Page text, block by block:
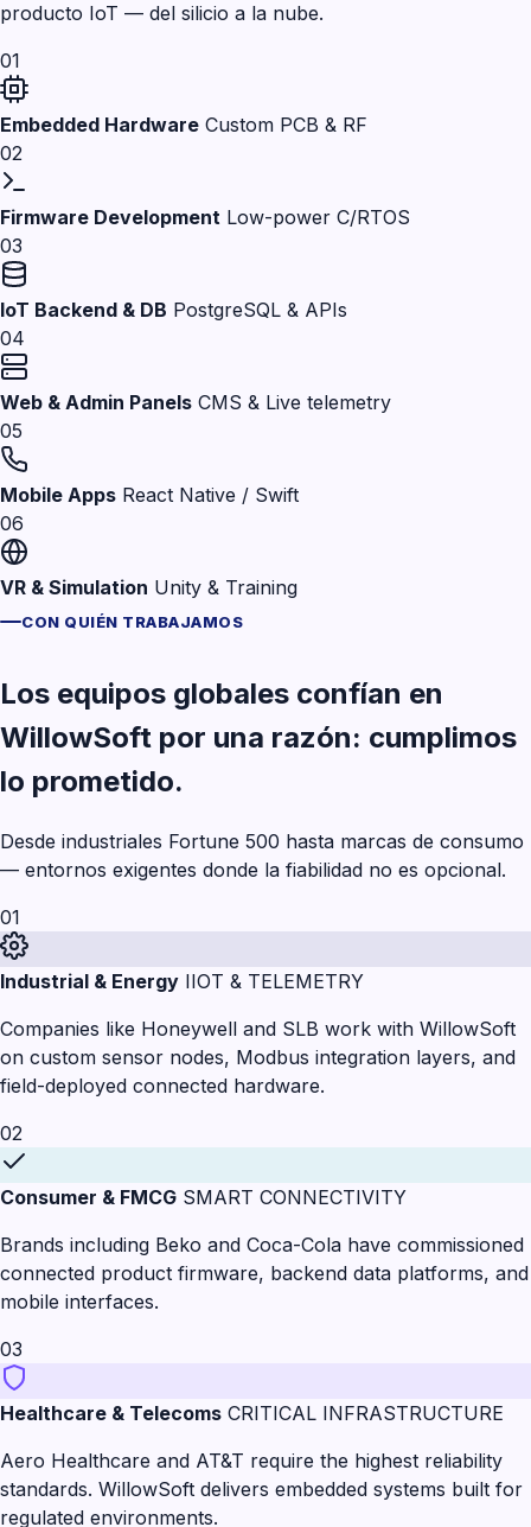
producto IoT — del silicio a la nube.
01
Embedded Hardware Custom PCB & RF
02
Firmware Development Low-power C/RTOS
03
IoT Backend & DB PostgreSQL & APIs
04
Web & Admin Panels CMS & Live telemetry
05
Mobile Apps React Native / Swift
06
VR & Simulation Unity & Training
CON QUIÉN TRABAJAMOS
Los equipos globales confían en
WillowSoft por una razón: cumplimos
lo prometido.
Desde industriales Fortune 500 hasta marcas de consumo
— entornos exigentes donde la fiabilidad no es opcional.
01
Industrial & Energy IIOT & TELEMETRY
Companies like Honeywell and SLB work with WillowSoft
on custom sensor nodes, Modbus integration layers, and
field-deployed connected hardware.
02
Consumer & FMCG SMART CONNECTIVITY
Brands including Beko and Coca-Cola have commissioned
connected product firmware, backend data platforms, and
mobile interfaces.
03
Healthcare & Telecoms CRITICAL INFRASTRUCTURE
Aero Healthcare and AT&T require the highest reliability
standards. WillowSoft delivers embedded systems built for
regulated environments.